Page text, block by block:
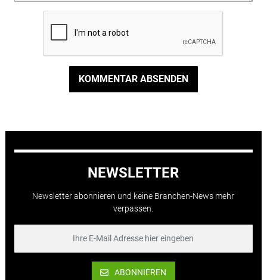
KOMMENTAR ABSENDEN
NEWSLETTER
Newsletter abonnieren und keine Branchen-News mehr
verpassen.
ABONNIEREN